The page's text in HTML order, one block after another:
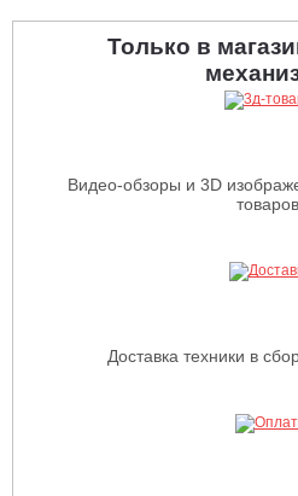
Только в
Видео-обзоры и 3D
товаров.
Доставка техники в